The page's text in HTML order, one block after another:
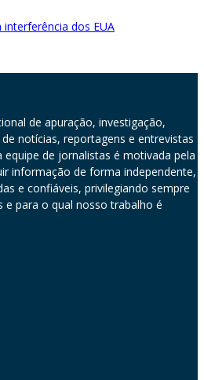
dos EUA
de apuração, investigação,
notícias, reportagens e entrevistas
de jornalistas é motivada pela
informação de forma independente,
e confiáveis, privilegiando sempre
para o qual nosso trabalho é